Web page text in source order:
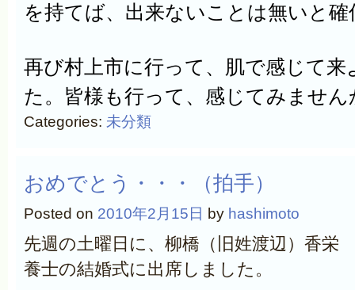
を持てば、出来ないことは無いと
再び村上市に行って、肌で感じて来
た。皆様も行って、感じてみません
Categories: 未分類
おめでとう・・・（拍手）
Posted on 2010年2月15日 by hashimoto
先週の土曜日に、柳橋（旧姓渡辺）香栄
養士の結婚式に出席しました。